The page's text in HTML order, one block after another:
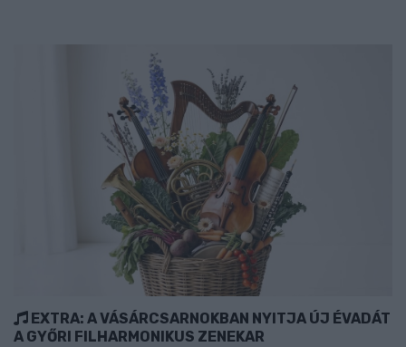
EXTRA: A VÁSÁRCSARNOKBAN NYITJA ÚJ ÉVADÁT
A GYŐRI FILHARMONIKUS ZENEKAR